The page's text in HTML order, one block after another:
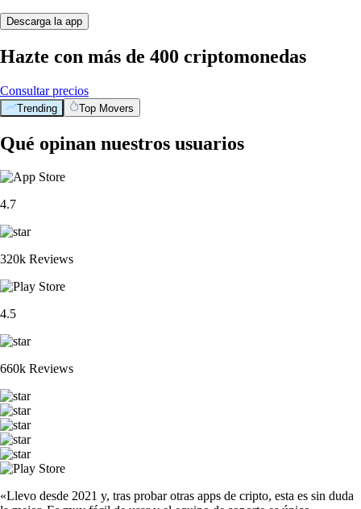
Descarga la app
Hazte con más de 400 criptomonedas
Consultar precios
Trending Top Movers
Qué opinan nuestros usuarios
4.7
320k Reviews
4.5
660k Reviews
«Llevo desde 2021 y, tras probar otras apps de cripto, esta es sin duda